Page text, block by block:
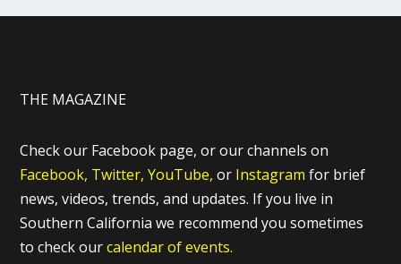
THE MAGAZINE
Check our Facebook page, or our channels on
Facebook, Twitter, YouTube, or Instagram for brief
news, videos, trends, and updates. If you live in
Southern California we recommend you sometimes
to check ourcalendar of events.